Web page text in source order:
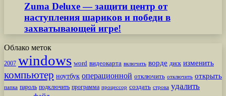
Zuma Deluxe — защити центр от
наступления шариков и победи в
захватывающей игре!
Облако меток
2007 windows word видеокарта включить ворде диск изменить
компьютер ноутбук операционной отключить отключить открыть
папка пароль подключить программа процессор создать строка удалить